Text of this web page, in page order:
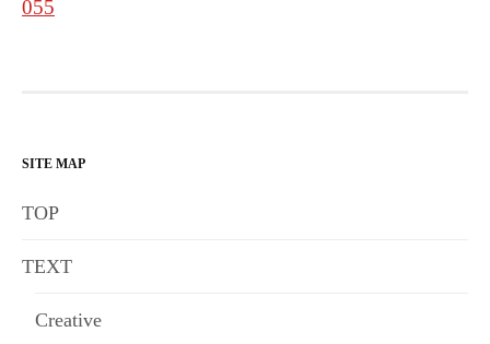
ー
シ
ン
055
SITE MAP
TOP
TEXT
Creative